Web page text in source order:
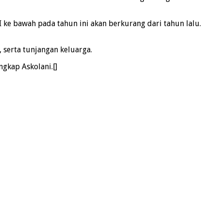
bawah pada tahun ini akan berkurang dari tahun lalu.
tunjangan keluarga.
Askolani.[]